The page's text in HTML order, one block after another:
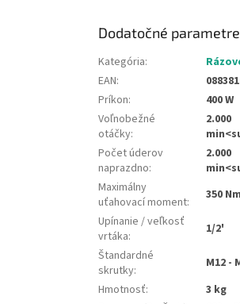
Dodatočné parametre
Kategória:
EAN:
Príkon:
400 W
Voľnobežné
otáčky:
2.000
Počet úderov
naprazdno:
2.000
Maximálny
uťahovací moment:
350 Nm
Upínanie / veľkosť
vrtáka:
1/2'
Štandardné
skrutky:
M12 -
Hmotnosť:
3 kg